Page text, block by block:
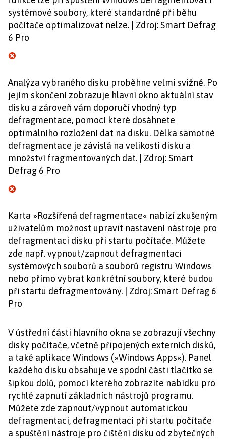
systémové soubory, které standardně při běhu
počítače optimalizovat nelze. | Zdroj: Smart Defrag
6 Pro
Analýza vybraného disku proběhne velmi svižně. Po
jejím skončení zobrazuje hlavní okno aktuální stav
disku a zároveň vám doporučí vhodný typ
defragmentace, pomocí které dosáhnete
optimálního rozložení dat na disku. Délka samotné
defragmentace je závislá na velikosti disku a
množství fragmentovaných dat. | Zdroj: Smart
Defrag 6 Pro
Karta »Rozšířená defragmentace« nabízí zkušeným
uživatelům možnost upravit nastavení nástroje pro
defragmentaci disku při startu počítače. Můžete
zde např. vypnout/zapnout defragmentaci
systémových souborů a souborů registru Windows
nebo přímo vybrat konkrétní soubory, které budou
při startu defragmentovány. | Zdroj: Smart Defrag 6
Pro
V ústřední části hlavního okna se zobrazují všechny
disky počítače, včetně připojených externích disků,
a také aplikace Windows (»Windows Apps«). Panel
každého disku obsahuje ve spodní části tlačítko se
šipkou dolů, pomocí kterého zobrazíte nabídku pro
rychlé zapnutí základních nástrojů programu.
Můžete zde zapnout/vypnout automatickou
defragmentaci, defragmentaci při startu počítače
a spuštění nástroje pro čištění disku od zbytečných